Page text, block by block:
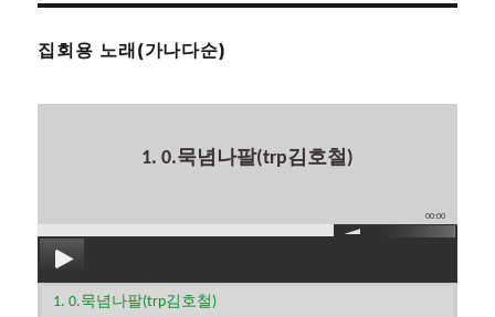
집회용 노래(가나다순)
1. 0.묵념나팔(trp김호철)
00:00
1. 0.묵념나팔(trp김호철)